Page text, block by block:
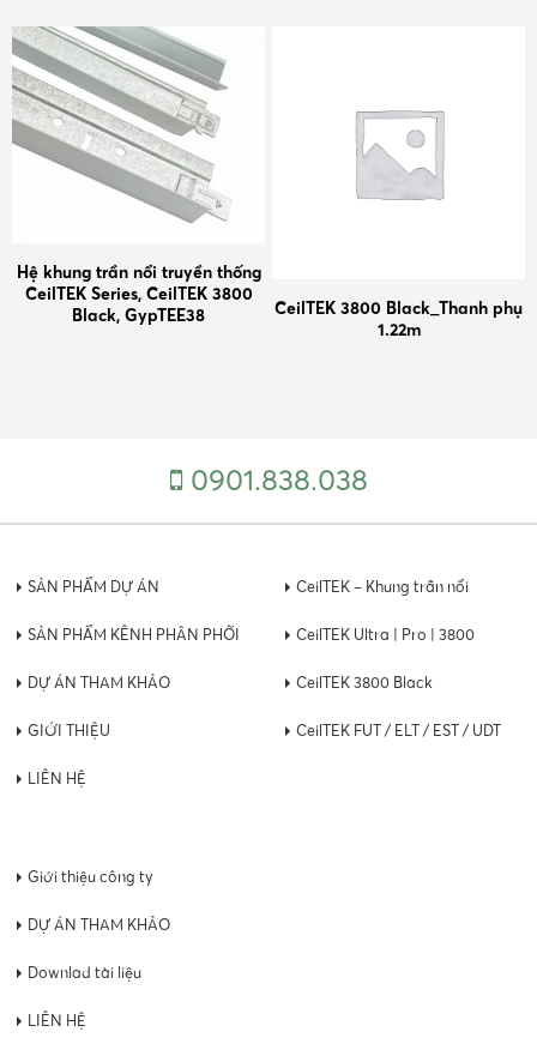
Hệ khung trần nổi truyền thống
CeilTEK Series, CeilTEK 3800
Black, GypTEE38
CeilTEK 3800 Black_Thanh phụ
1.22m
0901.838.038
SẢN PHẨM DỰ ÁN
SẢN PHẨM KÊNH PHÂN PHỐI
DỰ ÁN THAM KHẢO
GIỚI THIỆU
LIÊN HỆ
CeilTEK – Khung trần nổi
CeilTEK Ultra | Pro | 3800
CeilTEK 3800 Black
CeilTEK FUT / ELT / EST / UDT
Giới thiệu công ty
DỰ ÁN THAM KHẢO
Downlad tài liệu
LIÊN HỆ